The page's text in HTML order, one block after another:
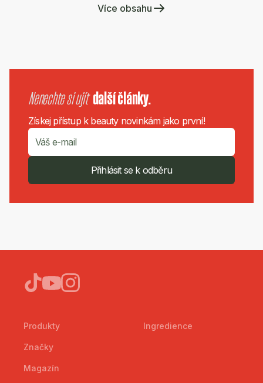
Více obsahu
Nenechte si ujít další články.
Získej přístup k beauty novinkám jako první!
Přihlásit se k odběru
Produkty
Značky
Magazín
Ingredience